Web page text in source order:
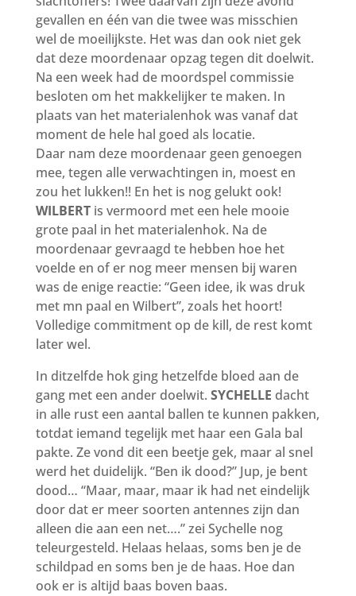
gevallen en één van die twee was misschien
wel de moeilijkste. Het was dan ook niet gek
dat deze moordenaar opzag tegen dit doelwit.
Na een week had de moordspel commissie
besloten om het makkelijker te maken. In
plaats van het materialenhok was vanaf dat
moment de hele hal goed als locatie.
Daar nam deze moordenaar geen genoegen
mee, tegen alle verwachtingen in, moest en
zou het lukken!! En het is nog gelukt ook!
WILBERT is vermoord met een hele mooie
grote paal in het materialenhok. Na de
moordenaar gevraagd te hebben hoe het
voelde en of er nog meer mensen bij waren
was de enige reactie: “Geen idee, ik was druk
met mn paal en Wilbert”, zoals het hoort!
Volledige commitment op de kill, de rest komt
later wel.
In ditzelfde hok ging hetzelfde bloed aan de
gang met een ander doelwit. SYCHELLE dacht
in alle rust een aantal ballen te kunnen pakken,
totdat iemand tegelijk met haar een Gala bal
pakte. Ze vond dit een beetje gek, maar al snel
werd het duidelijk. “Ben ik dood?” Jup, je bent
dood… “Maar, maar, maar ik had net eindelijk
door dat er meer soorten antennes zijn dan
alleen die aan een net….” zei Sychelle nog
teleurgesteld. Helaas helaas, soms ben je de
schildpad en soms ben je de haas. Hoe dan
ook er is altijd baas boven baas.